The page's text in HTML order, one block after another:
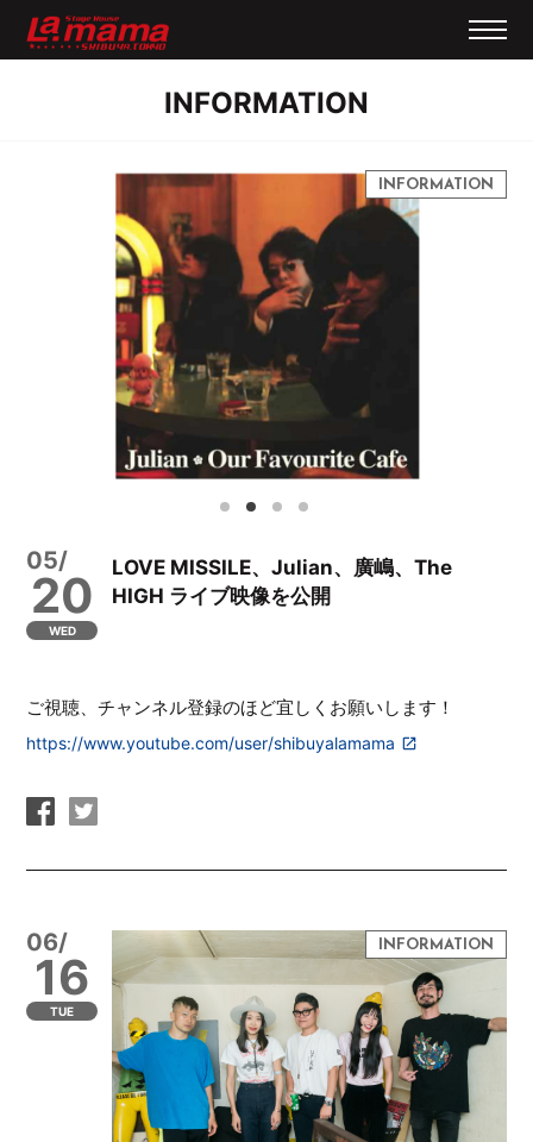
INFORMATION
05/
20
WED
LOVE MISSILE、Julian、廣嶋、The
HIGH ライブ映像を公開
ご視聴、チャンネル登録のほど宜しくお願いします！
https://www.youtube.com/user/shibuyalamama
06/
16
TUE